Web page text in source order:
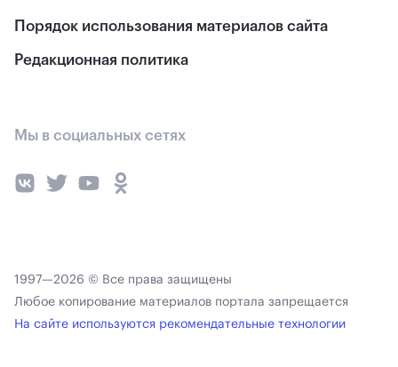
Порядок использования материалов сайта
Редакционная политика
Мы в социальных сетях
1997—2026 © Все права защищены
Любое копирование материалов портала запрещается
На сайте используются рекомендательные технологии